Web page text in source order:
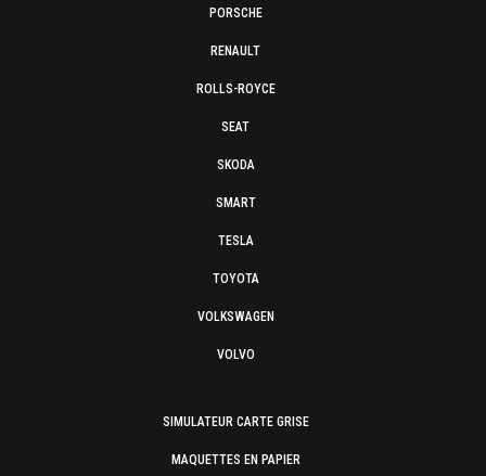
PORSCHE
RENAULT
ROLLS-ROYCE
SEAT
SKODA
SMART
TESLA
TOYOTA
VOLKSWAGEN
VOLVO
SIMULATEUR CARTE GRISE
MAQUETTES EN PAPIER